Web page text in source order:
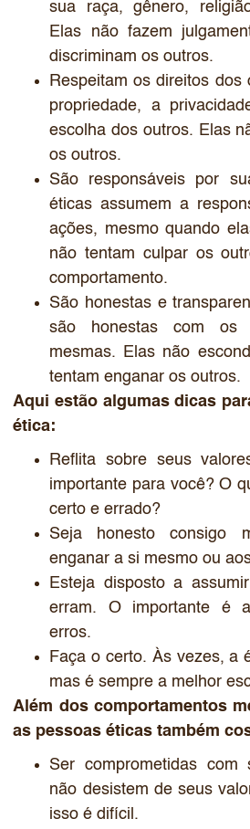
sua raça, gênero,
Elas não fazem
discriminam os outros.
Respeitam os direitos dos
propriedade, a
escolha dos outros. Elas
os outros.
São responsáveis por
éticas assumem a
ações, mesmo quando
não tentam culpar os
comportamento.
São honestas e
são honestas com os
mesmas. Elas não
tentam enganar os outros.
Aqui estão algumas dicas
ética:
Reflita sobre seus
importante para você? O
certo e errado?
Seja honesto consigo
enganar a si mesmo ou
Esteja disposto a
erram. O importante é
erros.
Faça o certo. Às vezes, a
mas é sempre a melhor
Além dos comportamentos
as pessoas éticas também
Ser comprometidas com
não desistem de seus
isso é difícil.